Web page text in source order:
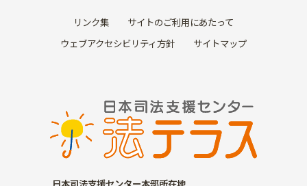
リンク集
サイトのご利用にあたって
ウェブアクセシビリティ方針
サイトマップ